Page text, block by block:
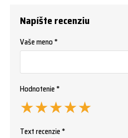
Napíšte recenziu
Vaše meno *
Hodnotenie *
★
★
★
★
★
Text recenzie *